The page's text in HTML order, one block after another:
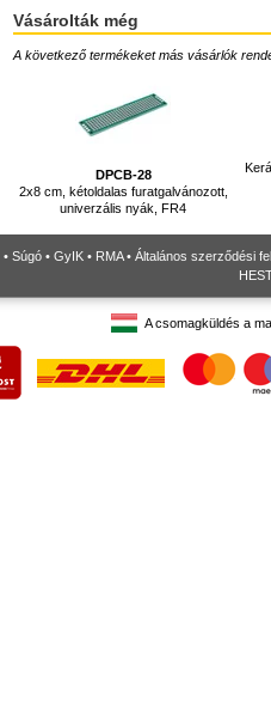
Vásárolták még
A következő termékeket más vásárlók
DPCB-28
2x8 cm, kétoldalas furatgalvánozott,
univerzális nyák, FR4
• Súgó • GyIK • RMA• Általános szerződési
A csomagküldés a